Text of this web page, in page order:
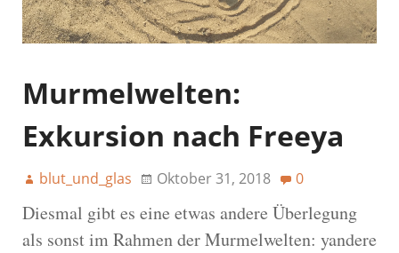
Murmelwelten:
Exkursion nach Freeya
blut_und_glas Oktober 31, 2018 0
Diesmal gibt es eine etwas andere Überlegung
als sonst im Rahmen der Murmelwelten: yandere